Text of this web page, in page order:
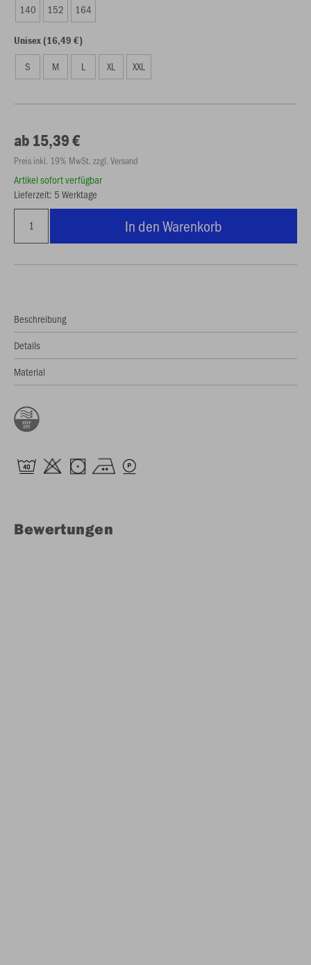
140 152 164
Unisex (16,49 €)
S M L XL XXL
ab 15,39 €
Preis inkl. 19% MwSt. zzgl. Versand
Artikel sofort verfügbar
Lieferzeit: 5 Werktage
In den Warenkorb
Beschreibung
Details
Material
Bewertungen